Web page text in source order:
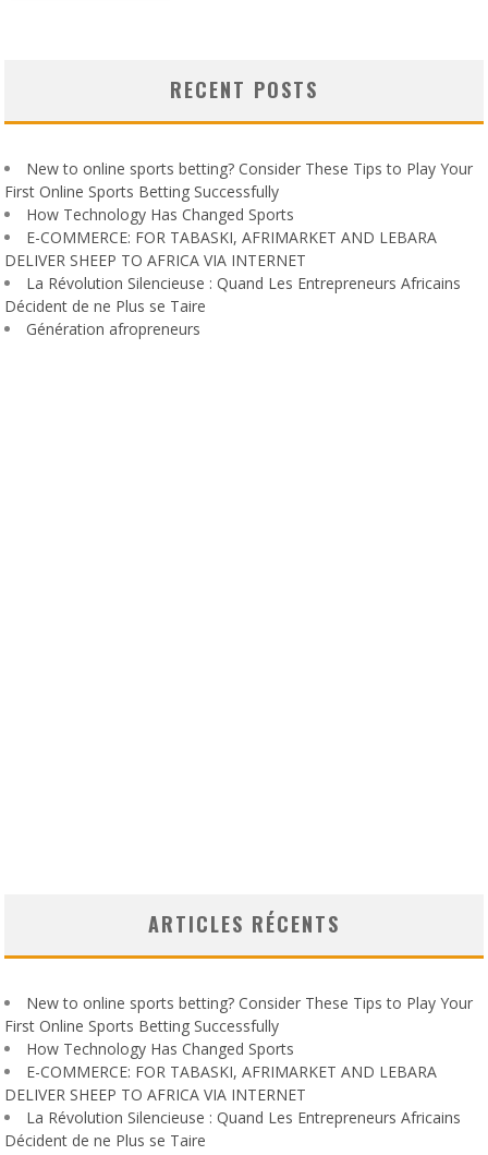
RECENT POSTS
New to online sports betting? Consider These Tips to Play Your
First Online Sports Betting Successfully
How Technology Has Changed Sports
E-COMMERCE: FOR TABASKI, AFRIMARKET AND LEBARA
DELIVER SHEEP TO AFRICA VIA INTERNET
La Révolution Silencieuse : Quand Les Entrepreneurs Africains
Décident de ne Plus se Taire
Génération afropreneurs
ARTICLES RÉCENTS
New to online sports betting? Consider These Tips to Play Your
First Online Sports Betting Successfully
How Technology Has Changed Sports
E-COMMERCE: FOR TABASKI, AFRIMARKET AND LEBARA
DELIVER SHEEP TO AFRICA VIA INTERNET
La Révolution Silencieuse : Quand Les Entrepreneurs Africains
Décident de ne Plus se Taire